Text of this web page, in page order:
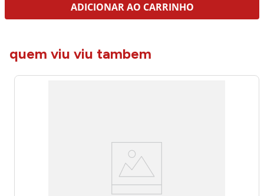
ADICIONAR AO CARRINHO
quem viu viu tambem